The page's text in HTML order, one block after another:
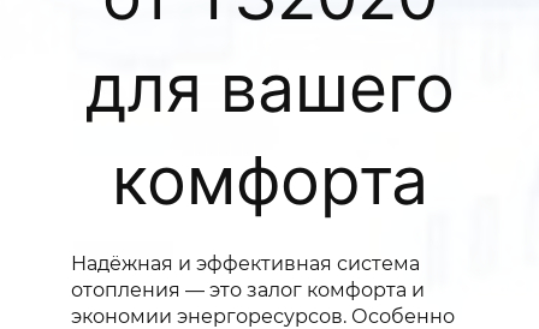
для вашего
комфорта
Надёжная и эффективная система
отопления — это залог комфорта и
экономии энергоресурсов. Особенно